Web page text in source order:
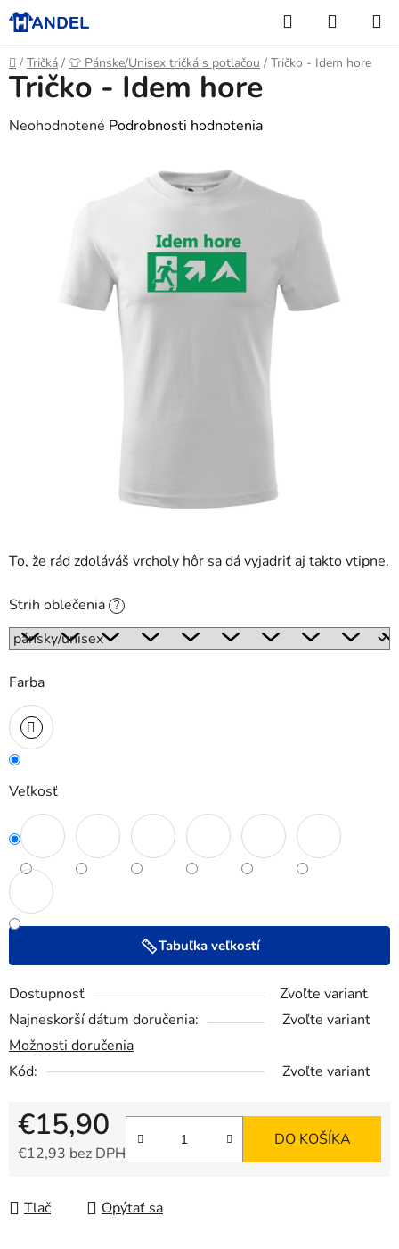
Prejsť
na
obsah
Hľadať
KOŠÍK
Domov
/ Tričká / 👕 Pánske/Unisex tričká s potlačou / Tričko - Idem hore
To, že rád zdoláváš vrcholy hôr sa dá vyjadriť aj takto vtipne.
Strih oblečenia ?
Farba
Veľkosť
Tabuľka veľkostí
Dostupnosť
Zvoľte variant
Najneskorší dátum doručenia:
Zvoľte variant
Možnosti doručenia
Kód:
Zvoľte variant
€15,90
€12,93 bez DPH
DO KOŠÍKA
Tlač Opýtať sa
Tričko - Idem hore
Priemerné
Neohodnotené Podrobnosti hodnotenia